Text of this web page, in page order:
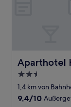
Aparthotel
Aparthotel
2.5-
Sterne-
Unterkunft
1,4 km von
9.4
9,4/10